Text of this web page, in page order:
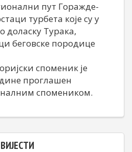
пут Горажде-
турбета које су у
доласку Турака,
беговске породице
споменик је
проглашен
спомеником.
ВИЈЕСТИ